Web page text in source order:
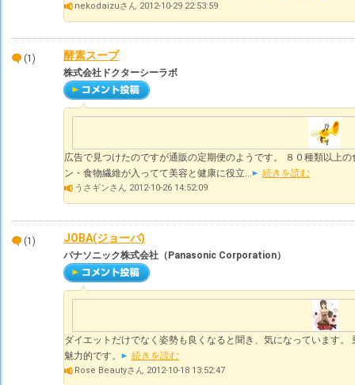
nekodaizuさん 2012-10-29 22:53:59
(1) 酵素スープ
株式会社ドクターシーラボ
広告で見つけたのですが通販の定期便のようです。 ８０種類以上
ン・食物繊維が入ってて美容と健康に役立...
続きを読む
うさギンさん 2012-10-26 14:52:09
(1) JOBA(ジョーバ)
パナソニック株式会社（Panasonic Corporation）
ダイエットだけでなく姿勢も良くなると聞き、気になっています。
魅力的です。
続きを読む
Rose Beautyさん 2012-10-18 13:52:47